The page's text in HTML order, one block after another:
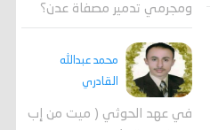
ومجرمي تدمير مصفاة عدن؟
محمد عبدالله
القادري
في عهد الحوثي ( ميت من إب